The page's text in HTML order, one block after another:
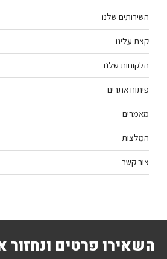
השירותים שלנו
קצת עלינו
הלקוחות שלנו
פיתוח אתרים
מאמרים
המלצות
צור קשר
השאירו פרטים